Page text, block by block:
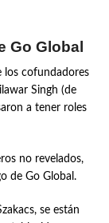
Go Global
los cofundadores
Singh (de
a tener roles
no revelados,
de Go Global.
se están